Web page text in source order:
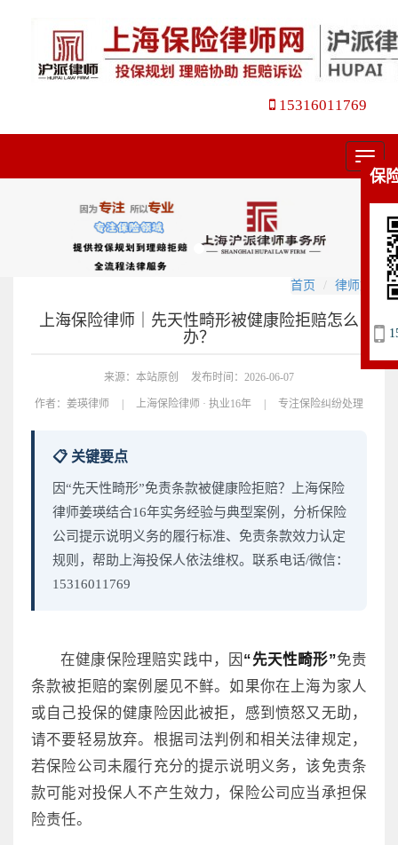
15316011769
菜
单
首页 律师文集
上海保险律师｜先天性畸形被健康险拒赔怎么
办？
来源：本站原创 发布时间：2026-06-07
作者： 姜瑛律师 | 上海保险律师 · 执业16年 | 专注保险纠纷处理
📋 关键要点
因“先天性畸形”免责条款被健康险拒赔？上海保险
律师姜瑛结合16年实务经验与典型案例，分析保险
公司提示说明义务的履行标准、免责条款效力认定
规则，帮助上海投保人依法维权。联系电话/微信：
15316011769
在健康保险理赔实践中，因 “先天性畸形”免责
条款被拒赔的案例屡见不鲜。如果你在上海为家人
或自己投保的健康险因此被拒，感到愤怒又无助，
请不要轻易放弃。根据司法判例和相关法律规定，
若保险公司未履行充分的提示说明义务，该免责条
款可能对投保人不产生效力，保险公司应当承担保
险责任。
保